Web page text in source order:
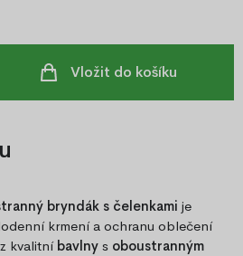
Vložit do košíku
bryndák s čelenkami je
krmení a ochranu oblečení
kvalitní bavlny s oboustranným